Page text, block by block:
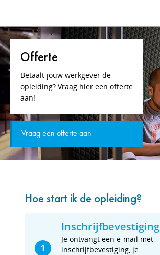
Offerte
Betaalt jouw werkgever de
opleiding? Vraag hier een offerte
aan!
Vraag een offerte aan
Hoe start ik de opleiding?
1
Inschrijfbevestiging
Je ontvangt een e-mail met
inschrijfbevestiging, je